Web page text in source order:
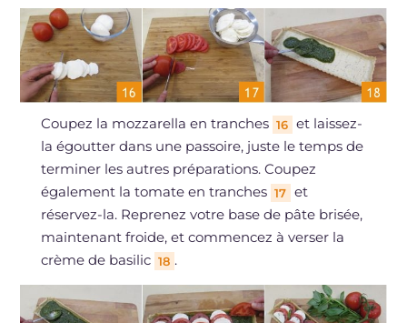
Coupez la mozzarella en tranches 16 et laissez-
la égoutter dans une passoire, juste le temps de
terminer les autres préparations. Coupez
également la tomate en tranches 17 et
réservez-la. Reprenez votre base de pâte brisée,
maintenant froide, et commencez à verser la
crème de basilic 18 .